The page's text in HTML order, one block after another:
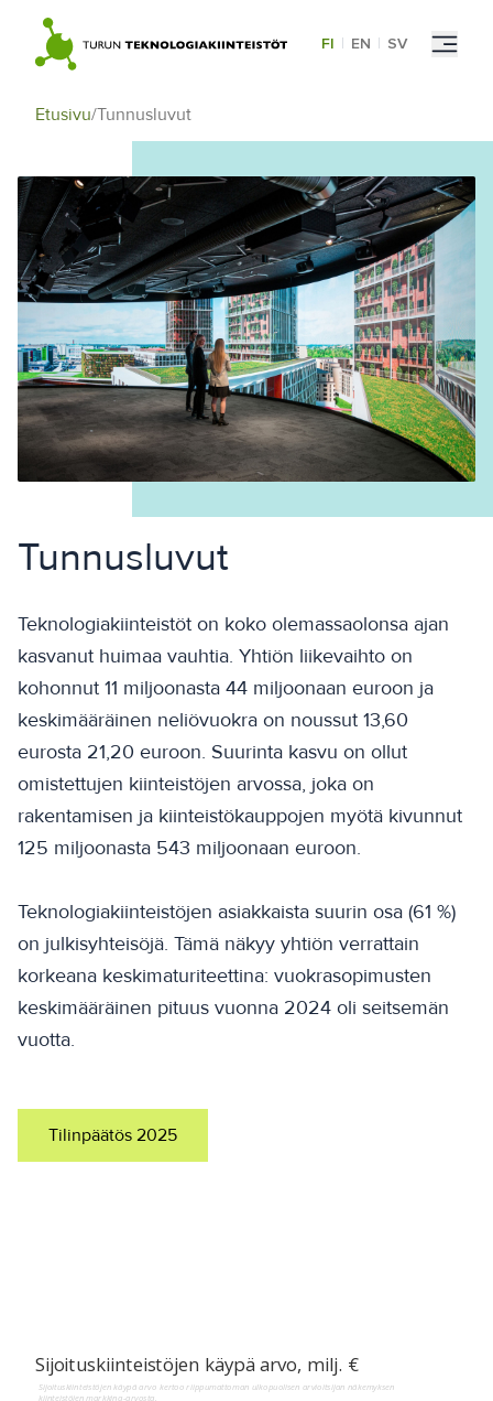
content
FI | EN | SV
Etusivu/Tunnusluvut
Tunnusluvut
Teknologiakiinteistöt on koko olemassaolonsa ajan
kasvanut huimaa vauhtia. Yhtiön liikevaihto on
kohonnut 11 miljoonasta 44 miljoonaan euroon ja
keskimääräinen neliövuokra on noussut 13,60
eurosta 21,20 euroon. Suurinta kasvu on ollut
omistettujen kiinteistöjen arvossa, joka on
rakentamisen ja kiinteistökauppojen myötä kivunnut
125 miljoonasta 543 miljoonaan euroon.
Teknologiakiinteistöjen asiakkaista suurin osa (61 %)
on julkisyhteisöjä. Tämä näkyy yhtiön verrattain
korkeana keskimaturiteettina: vuokrasopimusten
keskimääräinen pituus vuonna 2024 oli seitsemän
vuotta.
Tilinpäätös 2025